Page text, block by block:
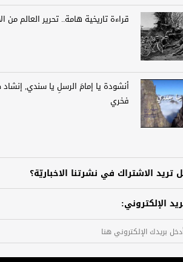
قراءة تاريخية هامة.. تحرير العالم من
أنشودة يا إمامَ الرسلِ يا سندي, إنشاد
فخري
تريد الاشتراك في نشرتنا الاخباريّة؟
الإلكتروني: